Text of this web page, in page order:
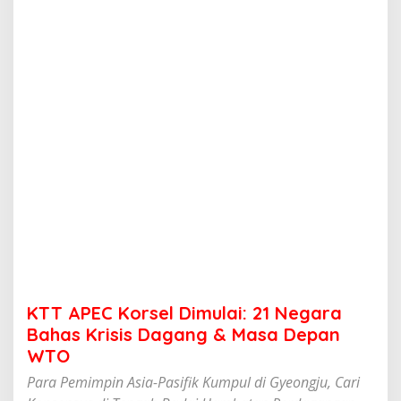
B
a
h
s
K
KTT APEC Korsel Dimulai: 21 Negara
Bahas Krisis Dagang & Masa Depan
WTO
Para Pemimpin Asia-Pasifik Kumpul di Gyeongju, Cari